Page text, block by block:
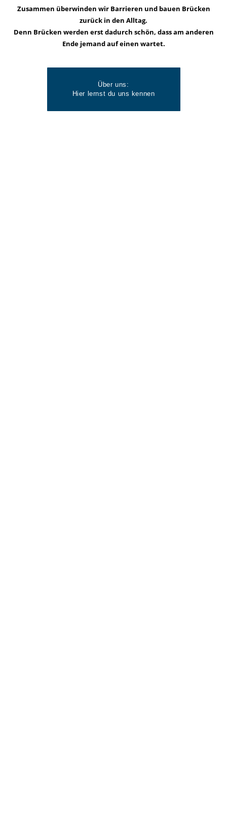
Zusammen überwinden wir Barrieren und bauen Brücken
zurück in den Alltag.
Denn Brücken werden erst dadurch schön, dass am anderen
Ende jemand auf einen wartet.
Über uns:
Hier lernst du uns kennen